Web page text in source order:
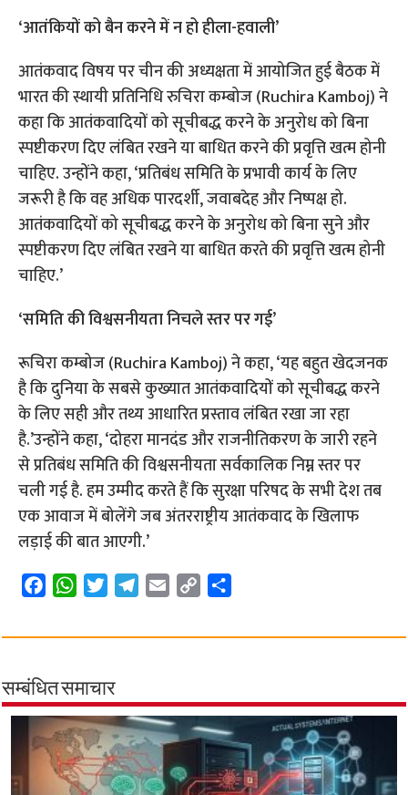
‘आतंकियों को बैन करने में न हो हीला-हवाली’
आतंकवाद विषय पर चीन की अध्यक्षता में आयोजित हुई बैठक में
भारत की स्थायी प्रतिनिधि रुचिरा कम्बोज (Ruchira Kamboj) ने
कहा कि आतंकवादियों को सूचीबद्ध करने के अनुरोध को बिना
स्पष्टीकरण दिए लंबित रखने या बाधित करने की प्रवृत्ति खत्म होनी
चाहिए. उन्होंने कहा, ‘प्रतिबंध समिति के प्रभावी कार्य के लिए
जरूरी है कि वह अधिक पारदर्शी, जवाबदेह और निष्पक्ष हो.
आतंकवादियों को सूचीबद्ध करने के अनुरोध को बिना सुने और
स्पष्टीकरण दिए लंबित रखने या बाधित करते की प्रवृत्ति खत्म होनी
चाहिए.’
‘समिति की विश्वसनीयता निचले स्तर पर गई’
रूचिरा कम्बोज (Ruchira Kamboj) ने कहा, ‘यह बहुत खेदजनक
है कि दुनिया के सबसे कुख्यात आतंकवादियों को सूचीबद्ध करने
के लिए सही और तथ्य आधारित प्रस्ताव लंबित रखा जा रहा
है.’उन्होंने कहा, ‘दोहरा मानदंड और राजनीतिकरण के जारी रहने
से प्रतिबंध समिति की विश्वसनीयता सर्वकालिक निम्न स्तर पर
चली गई है. हम उम्मीद करते हैं कि सुरक्षा परिषद के सभी देश तब
एक आवाज में बोलेंगे जब अंतरराष्ट्रीय आतंकवाद के खिलाफ
लड़ाई की बात आएगी.’
c
b
o
o
k
W
a
s
A
p
p
i
t
e
r
l
r
a
m
a
p
i
n
k
a
सम्बंधित समाचार